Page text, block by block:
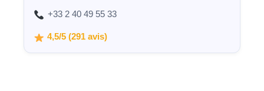
+33 2 40 49 55 33
4,5/5 (291 avis)